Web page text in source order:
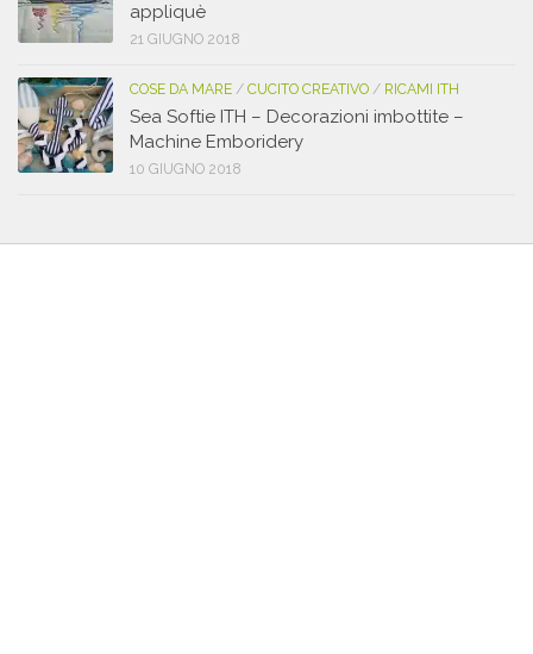
appliquè
21 GIUGNO 2018
COSE DA MARE / CUCITO CREATIVO / RICAMI ITH
Sea Softie ITH – Decorazioni imbottite –
Machine Emboridery
10 GIUGNO 2018